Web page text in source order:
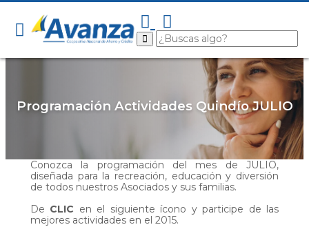
Programación Actividades Quindío JULIO
Conozca la programación del mes de JULIO,
diseñada para la recreación, educación y diversión
de todos nuestros Asociados y sus familias.
De CLIC en el siguiente ícono y participe de las
mejores actividades en el 2015.